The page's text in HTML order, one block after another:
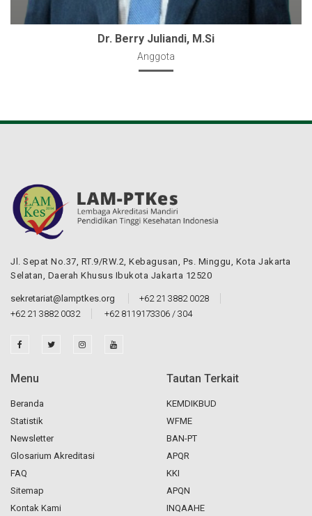
Dr. Berry Juliandi, M.Si
Anggota
Jl. Sepat No.37, RT.9/RW.2, Kebagusan, Ps. Minggu, Kota Jakarta
Selatan, Daerah Khusus Ibukota Jakarta 12520
sekretariat@lamptkes.org
+62 21 3882 0028
+62 21 3882 0032
+62 8119173306 / 304
Menu
Beranda
Statistik
Newsletter
Glosarium Akreditasi
FAQ
Sitemap
Kontak Kami
Tautan Terkait
KEMDIKBUD
WFME
BAN-PT
APQR
KKI
APQN
INQAAHE